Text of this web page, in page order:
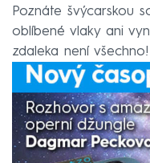
Poznáte švýcarskou
oblíbené vlaky ani
zdaleka není všechno!